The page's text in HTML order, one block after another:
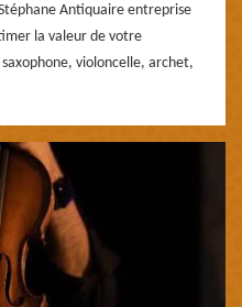
Antiquaire entreprise
la valeur de votre
violoncelle, archet,